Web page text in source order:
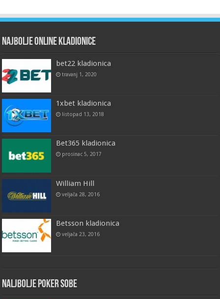
Najbolje online kladionice
bet22 kladionica
travanj 1, 2020
1xbet kladionica
listopad 13, 2018
Bet365 kladionica
prosinac 5, 2017
William Hill
veljača 28, 2016
Betsson kladionica
veljača 23, 2016
Naljbolje Poker Sobe